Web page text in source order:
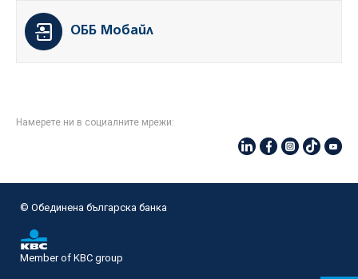
ОББ Мобайл
Намерете ни в социалните мрежи:
© Oбединена българска банка
Member of KBC group